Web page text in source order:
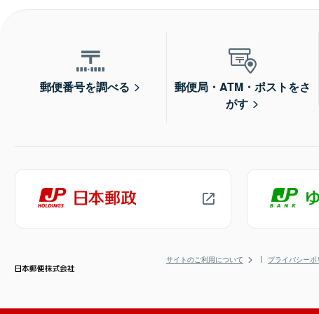
郵便番号を調べる
郵便局・ATM・ポストをさ
がす
サイトのご利用について プライバシーポ